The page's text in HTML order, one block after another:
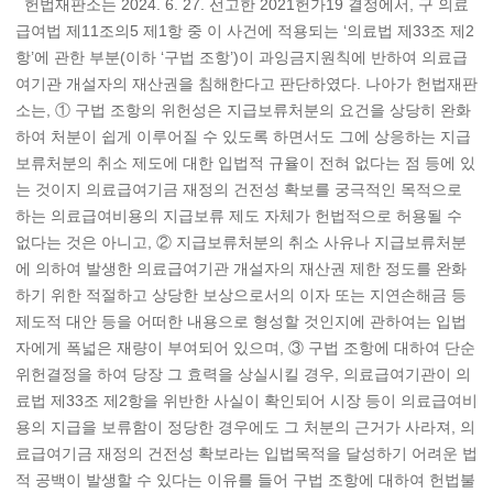
헌법재판소는 2024. 6. 27. 선고한 2021헌가19 결정에서, 구 의료
급여법 제11조의5 제1항 중 이 사건에 적용되는 ‘의료법 제33조 제2
항’에 관한 부분(이하 ‘구법 조항’)이 과잉금지원칙에 반하여 의료급
여기관 개설자의 재산권을 침해한다고 판단하였다. 나아가 헌법재판
소는, ① 구법 조항의 위헌성은 지급보류처분의 요건을 상당히 완화
하여 처분이 쉽게 이루어질 수 있도록 하면서도 그에 상응하는 지급
보류처분의 취소 제도에 대한 입법적 규율이 전혀 없다는 점 등에 있
는 것이지 의료급여기금 재정의 건전성 확보를 궁극적인 목적으로
하는 의료급여비용의 지급보류 제도 자체가 헌법적으로 허용될 수
없다는 것은 아니고, ② 지급보류처분의 취소 사유나 지급보류처분
에 의하여 발생한 의료급여기관 개설자의 재산권 제한 정도를 완화
하기 위한 적절하고 상당한 보상으로서의 이자 또는 지연손해금 등
제도적 대안 등을 어떠한 내용으로 형성할 것인지에 관하여는 입법
자에게 폭넓은 재량이 부여되어 있으며, ③ 구법 조항에 대하여 단순
위헌결정을 하여 당장 그 효력을 상실시킬 경우, 의료급여기관이 의
료법 제33조 제2항을 위반한 사실이 확인되어 시장 등이 의료급여비
용의 지급을 보류함이 정당한 경우에도 그 처분의 근거가 사라져, 의
료급여기금 재정의 건전성 확보라는 입법목적을 달성하기 어려운 법
적 공백이 발생할 수 있다는 이유를 들어 구법 조항에 대하여 헌법불